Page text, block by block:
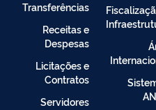
Transferências
Receitas e
Despesas
Licitações e
Contratos
Servidores